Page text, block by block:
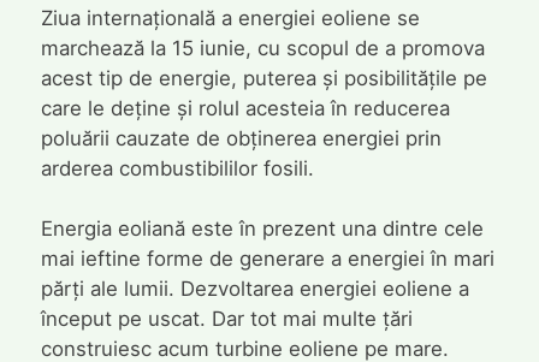
Ziua internațională a energiei eoliene se
marchează la 15 iunie, cu scopul de a promova
acest tip de energie, puterea și posibilitățile pe
care le deține și rolul acesteia în reducerea
poluării cauzate de obținerea energiei prin
arderea combustibililor fosili.
Energia eoliană este în prezent una dintre cele
mai ieftine forme de generare a energiei în mari
părți ale lumii. Dezvoltarea energiei eoliene a
început pe uscat. Dar tot mai multe țări
construiesc acum turbine eoliene pe mare.